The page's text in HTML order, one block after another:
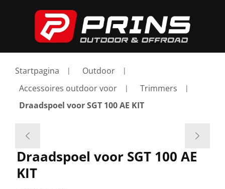
Startpagina
Outdoor
Accessoires outdoor voor
Trimmers
Draadspoel voor SGT 100 AE KIT
Draadspoel voor SGT 100 AE
KIT